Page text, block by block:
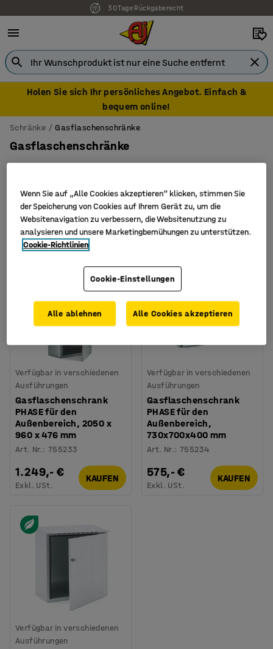
30 Tage Rückgaberecht
Holen Sie sich Ihr persönliches Angebot. Einfach &
bequem online!
Schränke Gasflaschenschränke
Gasflaschenschränke
Filter Sortieren
3 Produkte
Verfügbar in verschiedenen
Ausführungen
Gasflaschenschrank
PHASE für den
Außenbereich, 2050 x
960 x 476 mm
Art. Nr.:755233
1.249,- €
Exkl. USt.
KAUFEN
Verfügbar in verschiedenen
Ausführungen
Gasflaschenschrank
PHASE für den
Außenbereich,
730x700x400 mm
Art. Nr.:755234
575,- €
Exkl. USt.
KAUFEN
Verfügbar in verschiedenen
Ausführungen
Wenn Sie auf „Alle Cookies akzeptieren“ klicken, stimmen Sie
der Speicherung von Cookies auf Ihrem Gerät zu, um die
Websitenavigation zu verbessern, die Websitenutzung zu
analysieren und unsere Marketingbemühungen zu unterstützen.
Cookie-Richtlinien
Cookie-Einstellungen
Alle ablehnen Alle Cookies akzeptieren